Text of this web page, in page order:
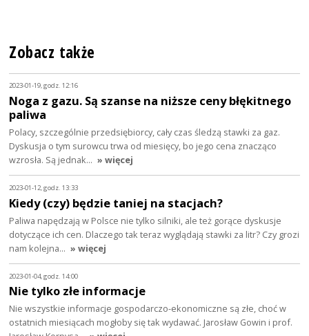
Zobacz także
2023-01-19, godz. 12:16
Noga z gazu. Są szanse na niższe ceny błękitnego
paliwa
Polacy, szczególnie przedsiębiorcy, cały czas śledzą stawki za gaz.
Dyskusja o tym surowcu trwa od miesięcy, bo jego cena znacząco
wzrosła. Są jednak… » więcej
2023-01-12, godz. 13:33
Kiedy (czy) będzie taniej na stacjach?
Paliwa napędzają w Polsce nie tylko silniki, ale też gorące dyskusje
dotyczące ich cen. Dlaczego tak teraz wyglądają stawki za litr? Czy grozi
nam kolejna… » więcej
2023-01-04, godz. 14:00
Nie tylko złe informacje
Nie wszystkie informacje gospodarczo-ekonomiczne są złe, choć w
ostatnich miesiącach mogłoby się tak wydawać. Jarosław Gowin i prof.